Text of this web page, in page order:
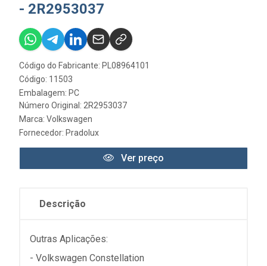
- 2R2953037
Código do Fabricante: PL08964101
Código: 11503
Embalagem: PC
Número Original: 2R2953037
Marca: Volkswagen
Fornecedor: Pradolux
Ver preço
Descrição
Outras Aplicações:
- Volkswagen Constellation